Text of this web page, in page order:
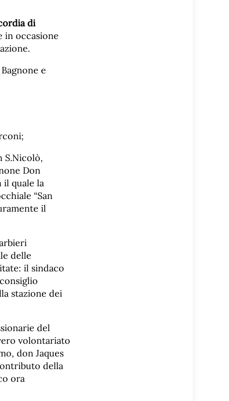
di
in occasione
e
S.Nicolò,
Don
il quale la
“San
il
delle
il sindaco
stazione dei
del
volontariato
don Jaques
della
ora